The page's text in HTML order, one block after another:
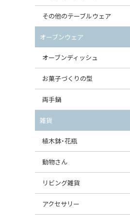
スープ皿
ダルマプレート
たまご型プレート
ハート型プレート
変形プレート
分割ディッシュ
すべて見る
丸鉢・どんぶり・ボウル
茶碗
オーバルボウル
ハートボウル
葉っぱ型ボウル
りんご型ボウル
いちご型ボウル
星型ボウル
スープカップ
ガーリックポット
オニオンキャニスター
ガーリックキャニスター
チーズケース
バターディッシュ
六角形ポット
ボトル
すべて見る
スープチュリーン
角型カッティングボード
丸型カッティングボード
すべて見る
その他のテーブルウェア
調味料入れ
グレイヴィーボート
エッグカップ
ケーキスタンド
カトラリー
はしおき・カトラリーレスト
オーブンウェア
オーブンディッシュ
大型（24cm〜）
中型（18〜24cm）
スクエアオーブンディッシュ
オーバルオーブンディッシュ
すべて見る
お菓子づくりの型
パウンド型
マフィン型
すべて見る
両手鍋
チュリーン
キャセロール
すべて見る
雑貨
植木鉢・花瓶
植木鉢
花瓶
動物さん
フィギュア・置物
貯金箱
リビング雑貨
スツール
アクセサリー